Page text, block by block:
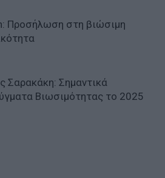
Προσήλωση στη βιώσιμη
Σαρακάκη: Σημαντικά
Βιωσιμότητας το 2025